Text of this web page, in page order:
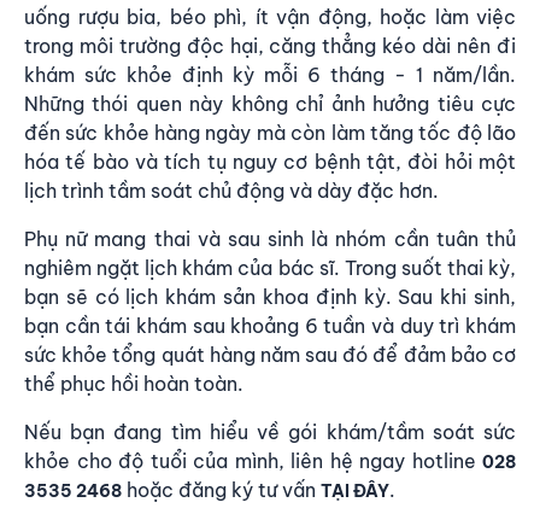
uống rượu bia, béo phì, ít vận động, hoặc làm việc
trong môi trường độc hại, căng thẳng kéo dài nên đi
khám sức khỏe định kỳ mỗi 6 tháng - 1 năm/lần.
Những thói quen này không chỉ ảnh hưởng tiêu cực
đến sức khỏe hàng ngày mà còn làm tăng tốc độ lão
hóa tế bào và tích tụ nguy cơ bệnh tật, đòi hỏi một
lịch trình tầm soát chủ động và dày đặc hơn.
Phụ nữ mang thai và sau sinh là nhóm cần tuân thủ
nghiêm ngặt lịch khám của bác sĩ. Trong suốt thai kỳ,
bạn sẽ có lịch khám sản khoa định kỳ. Sau khi sinh,
bạn cần tái khám sau khoảng 6 tuần và duy trì khám
sức khỏe tổng quát hàng năm sau đó để đảm bảo cơ
thể phục hồi hoàn toàn.
Nếu bạn đang tìm hiểu về gói khám/tầm soát sức
khỏe cho độ tuổi của mình, liên hệ ngay hotline 028
3535 2468 hoặc đăng ký tư vấn TẠI ĐÂY.